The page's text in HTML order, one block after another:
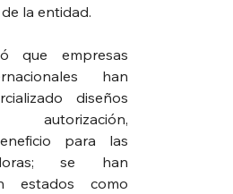
la entidad.
que empresas
han
diseños
autorización,
para las
se han
estados como